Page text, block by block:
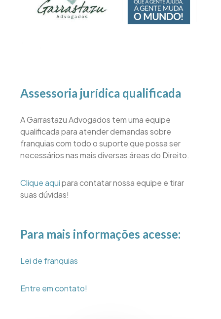
Assessoria jurídica qualificada
A Garrastazu Advogados tem uma equipe
qualificada para atender demandas sobre
franquias com todo o suporte que possa ser
necessários nas mais diversas áreas do Direito.
Clique aquipara contatar nossa equipe e tirar
suas dúvidas!
Para mais informações acesse:
Lei de franquias
Entre em contato!